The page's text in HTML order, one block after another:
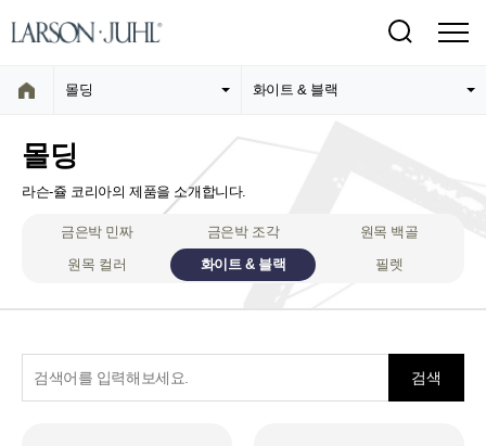
몰딩 화이트 & 블랙
몰딩
라슨-쥴 코리아의 제품을 소개합니다.
금은박 민짜 금은박 조각
원목 백골
원목 컬러
화이트 & 블랙 필렛
검색